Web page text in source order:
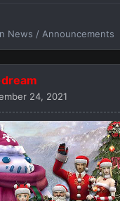
News / Announcements
24, 2021